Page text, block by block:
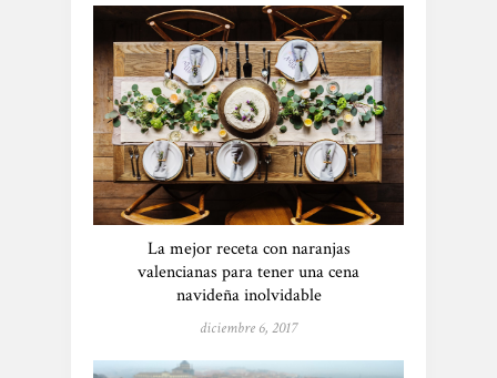
La mejor receta con naranjas
valencianas para tener una cena
navideña inolvidable
diciembre 6, 2017